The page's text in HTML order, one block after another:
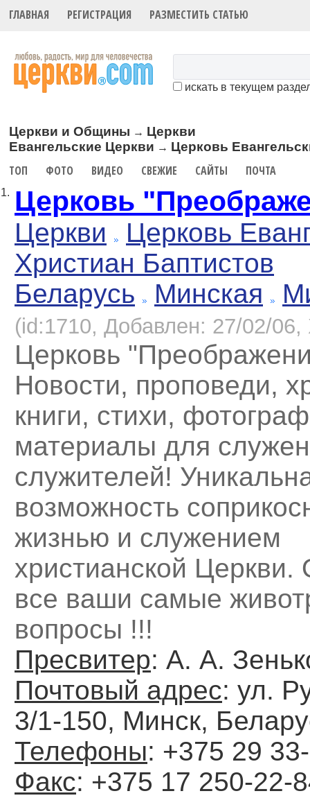
ГЛАВНАЯ РЕГИСТРАЦИЯ РАЗМЕСТИТЬ СТАТЬЮ
искать в текущем
Церкви и Общины → Церкви
Евангельские Церкви → Церковь
ТОП ФОТО ВИДЕО СВЕЖИЕ САЙТЫ ПОЧТА
1. Церковь
Церкви
Церковь
Христиан Баптистов
Беларусь
Минская
(id:1710, Добавлен: 27/02/06,
Церковь
Новости, проповеди,
книги, стихи,
материалы для
служителей!
возможность
жизнью и служением
христианской Церкви.
все ваши самые
вопросы !!!
Пресвитер: А. А.
Почтовый адрес: ул.
3/1-150, Минск,
Телефоны: +375 29
Факс: +375 17 250-22-